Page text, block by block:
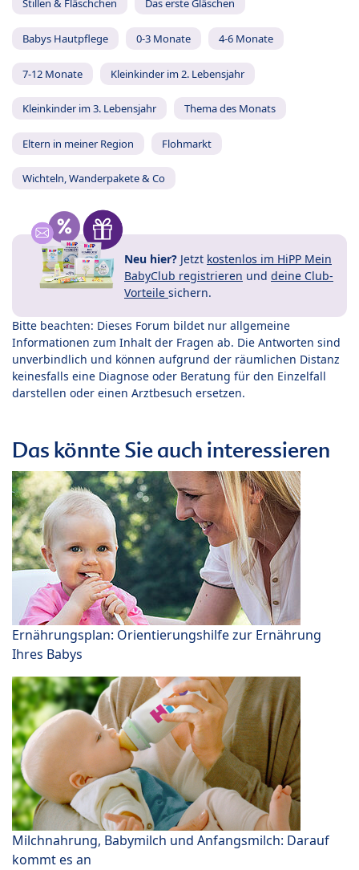
Stillen & Fläschchen Das erste Gläschen
Babys Hautpflege 0-3 Monate 4-6 Monate
7-12 Monate Kleinkinder im 2. Lebensjahr
Kleinkinder im 3. Lebensjahr Thema des Monats
Eltern in meiner Region Flohmarkt
Wichteln, Wanderpakete & Co
Neu hier? Jetzt kostenlos im HiPP Mein
BabyClub registrieren und deine Club-
Vorteile sichern.
Bitte beachten: Dieses Forum bildet nur allgemeine
Informationen zum Inhalt der Fragen ab. Die Antworten sind
unverbindlich und können aufgrund der räumlichen Distanz
keinesfalls eine Diagnose oder Beratung für den Einzelfall
darstellen oder einen Arztbesuch ersetzen.
Das könnte Sie auch interessieren
Ernährungsplan: Orientierungshilfe zur Ernährung
Ihres Babys
Milchnahrung, Babymilch und Anfangsmilch: Darauf
kommt es an